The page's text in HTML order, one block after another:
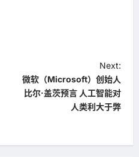
Next:
微软（Microsoft）创始人
比尔·盖茨预言 人工智能对
人类利大于弊